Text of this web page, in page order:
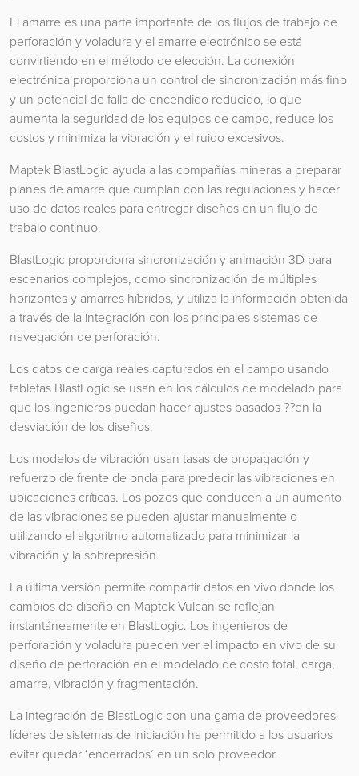
El amarre es una parte importante de los flujos de trabajo de
perforación y voladura y el amarre electrónico se está
convirtiendo en el método de elección. La conexión
electrónica proporciona un control de sincronización más fino
y un potencial de falla de encendido reducido, lo que
aumenta la seguridad de los equipos de campo, reduce los
costos y minimiza la vibración y el ruido excesivos.
Maptek BlastLogic ayuda a las compañías mineras a preparar
planes de amarre que cumplan con las regulaciones y hacer
uso de datos reales para entregar diseños en un flujo de
trabajo continuo.
BlastLogic proporciona sincronización y animación 3D para
escenarios complejos, como sincronización de múltiples
horizontes y amarres híbridos, y utiliza la información obtenida
a través de la integración con los principales sistemas de
navegación de perforación.
Los datos de carga reales capturados en el campo usando
tabletas BlastLogic se usan en los cálculos de modelado para
que los ingenieros puedan hacer ajustes basados ??en la
desviación de los diseños.
Los modelos de vibración usan tasas de propagación y
refuerzo de frente de onda para predecir las vibraciones en
ubicaciones críticas. Los pozos que conducen a un aumento
de las vibraciones se pueden ajustar manualmente o
utilizando el algoritmo automatizado para minimizar la
vibración y la sobrepresión.
La última versión permite compartir datos en vivo donde los
cambios de diseño en Maptek Vulcan se reflejan
instantáneamente en BlastLogic. Los ingenieros de
perforación y voladura pueden ver el impacto en vivo de su
diseño de perforación en el modelado de costo total, carga,
amarre, vibración y fragmentación.
La integración de BlastLogic con una gama de proveedores
líderes de sistemas de iniciación ha permitido a los usuarios
evitar quedar ‘encerrados’ en un solo proveedor.